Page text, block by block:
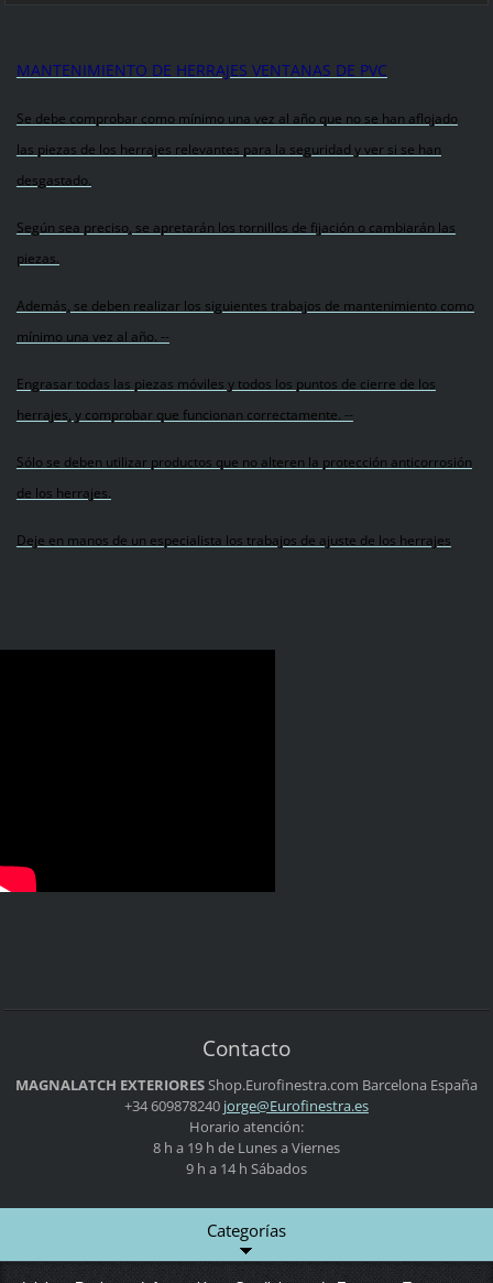
MANTENIMIENTO DE HERRAJES VENTANAS DE PVC
Se debe comprobar como mínimo una vez al año que no se han aflojado
las piezas de los herrajes relevantes para la seguridad y ver si se han
desgastado.
Según sea preciso, se apretarán los tornillos de fijación o cambiarán las
piezas.
Además, se deben realizar los siguientes trabajos de mantenimiento como
mínimo una vez al año. --
Engrasar todas las piezas móviles y todos los puntos de cierre de los
herrajes, y comprobar que funcionan correctamente. --
Sólo se deben utilizar productos que no alteren la protección anticorrosión
de los herrajes.
Deje en manos de un especialista los trabajos de ajuste de los herrajes
Contacto
MAGNALATCH EXTERIORESShop.Eurofinestra.com Barcelona España
+34 609878240 jorge@Eurofinestra.es
Horario atención:
8 h a 19 h de Lunes a Viernes
9 h a 14 h Sábados
Categorías